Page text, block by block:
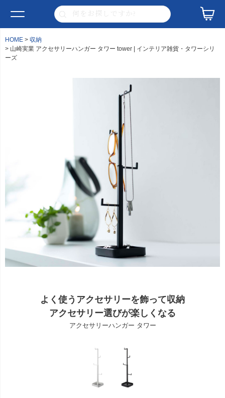
HOME
収納
山崎実業 アクセサリーハンガー タワー tower | インテリア雑貨・タワーシリ
ーズ
よく使うアクセサリーを飾って収納
アクセサリー選びが楽しくなる
アクセサリーハンガー タワー